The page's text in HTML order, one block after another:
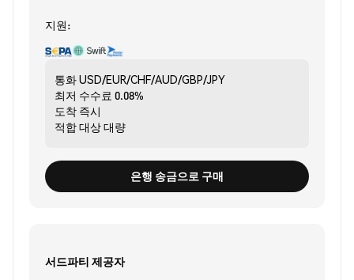
지원:
통화USD/EUR/CHF/AUD/GBP/JPY
최저 수수료 0.08%
도착 즉시
적합 대상대량
은행 송금으로 구매
서드파티 제공자